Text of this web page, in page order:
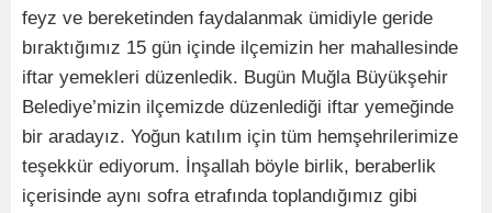
feyz ve bereketinden faydalanmak ümidiyle geride
bıraktığımız 15 gün içinde ilçemizin her mahallesinde
iftar yemekleri düzenledik. Bugün Muğla Büyükşehir
Belediye’mizin ilçemizde düzenlediği iftar yemeğinde
bir aradayız. Yoğun katılım için tüm hemşehrilerimize
teşekkür ediyorum. İnşallah böyle birlik, beraberlik
içerisinde aynı sofra etrafında toplandığımız gibi